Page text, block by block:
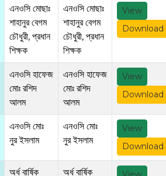
এনওসি মোছাঃ
শাহানুর বেগম
চৌধুরী, প্রধান
শিক্ষক
এনওসি মোছাঃ
শাহানুর বেগম
চৌধুরী, প্রধান
শিক্ষক
View
Download
এনওসি হাফেজ
মোঃ রশিদ
আলম
এনওসি হাফেজ
মোঃ রশিদ
আলম
View
Download
এনওসি মোঃ
নুর ইসলাম
এনওসি মোঃ
নুর ইসলাম
View
Download
অর্ধ বার্ষিক
অর্ধ বার্ষিক